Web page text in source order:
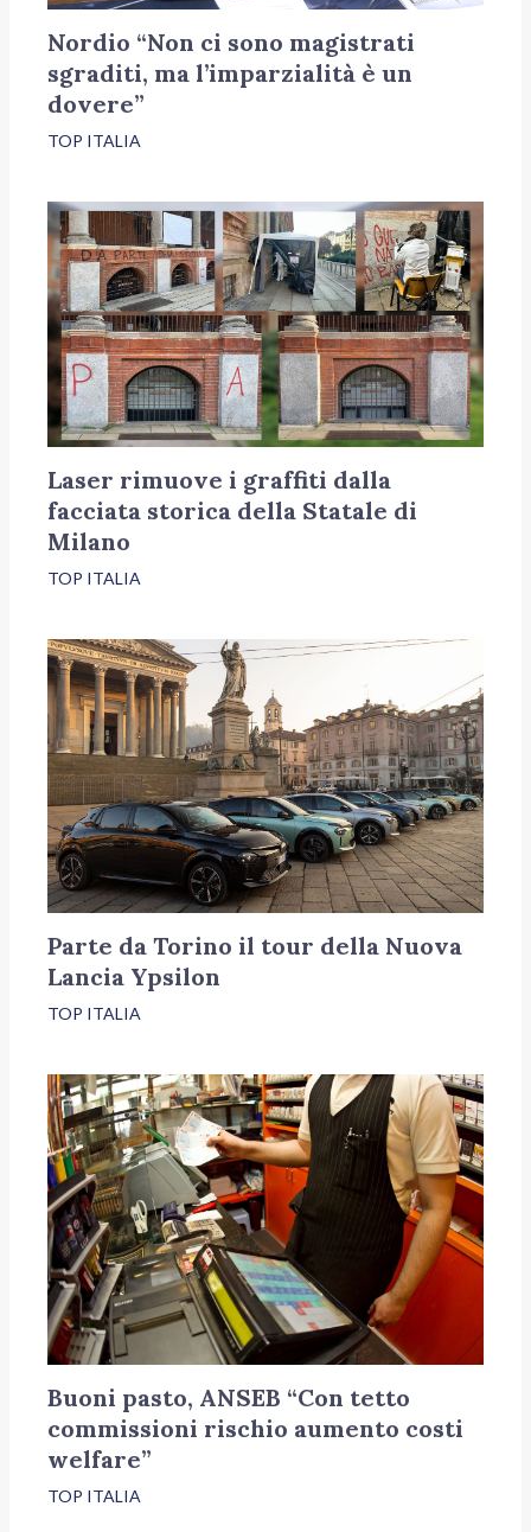
Nordio “Non ci sono magistrati
sgraditi, ma l’imparzialità è un
dovere”
TOP ITALIA
Laser rimuove i graffiti dalla
facciata storica della Statale di
Milano
TOP ITALIA
Parte da Torino il tour della Nuova
Lancia Ypsilon
TOP ITALIA
Buoni pasto, ANSEB “Con tetto
commissioni rischio aumento costi
welfare”
TOP ITALIA